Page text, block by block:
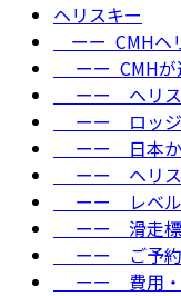
ヘリスキー
ーー CMHヘ
ーー CMHが
ーー ヘリス
ーー ロッジ
ーー 日本か
ーー ヘリス
ーー レベル
ーー 滑走標
ーー ご予約
ーー 費用・